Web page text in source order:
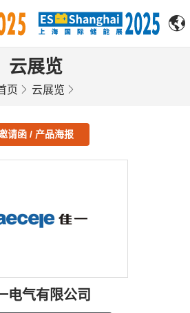
云展览
页 云展览
请函 / 产品海报
电气有限公司